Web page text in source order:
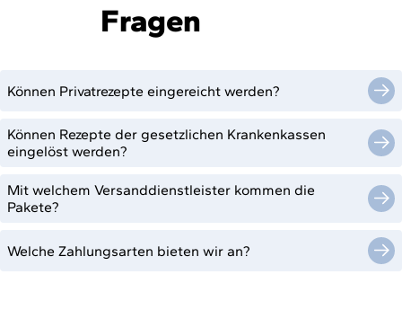
Fragen
Können Privatrezepte eingereicht werden?
Können Rezepte der gesetzlichen Krankenkassen
eingelöst werden?
Mit welchem Versanddienstleister kommen die
Pakete?
Welche Zahlungsarten bieten wir an?